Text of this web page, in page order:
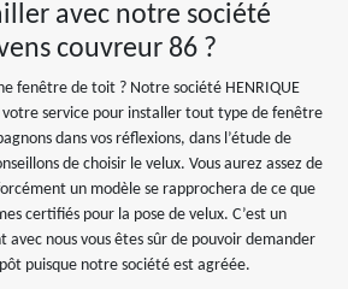
avec notre société
couvreur 86 ?
fenêtre de toit ? Notre société HENRIQUE
votre service pour installer tout type de fenêtre
dans vos réflexions, dans l’étude de
de choisir le velux. Vous aurez assez de
un modèle se rapprochera de ce que
certifiés pour la pose de velux. C’est un
nous vous êtes sûr de pouvoir demander
puisque notre société est agréée.